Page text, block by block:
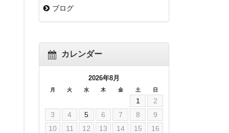
ブログ
カレンダー
2026年8月
月 火 水 木 金 土 日
1
2
3
4 5 6 7 8
9
10
11 12 13 14 15
16